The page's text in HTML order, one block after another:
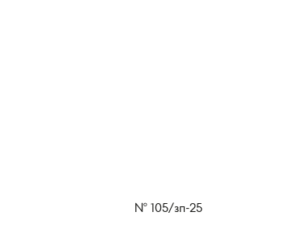
№ 105/зп-25